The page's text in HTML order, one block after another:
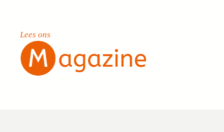
Lees ons